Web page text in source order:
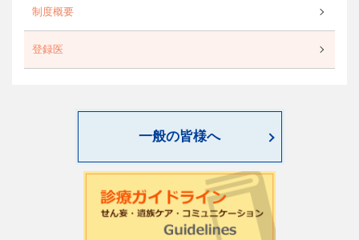
制度概要
登録医
一般の皆様へ